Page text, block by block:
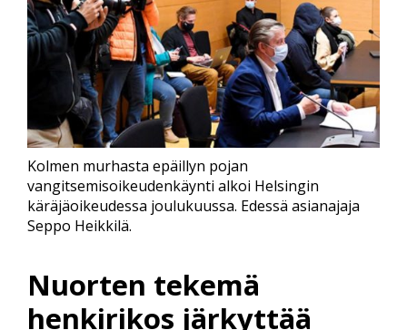
Nuorten tekemä
henkirikos järkyttää
Kolmen murhasta epäillyn pojan
vangitsemisoikeudenkäynti alkoi Helsingin
käräjäoikeudessa joulukuussa. Edessä asianajaja
Seppo Heikkilä.